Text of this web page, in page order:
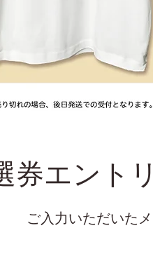
券エント
ご入力いただいた